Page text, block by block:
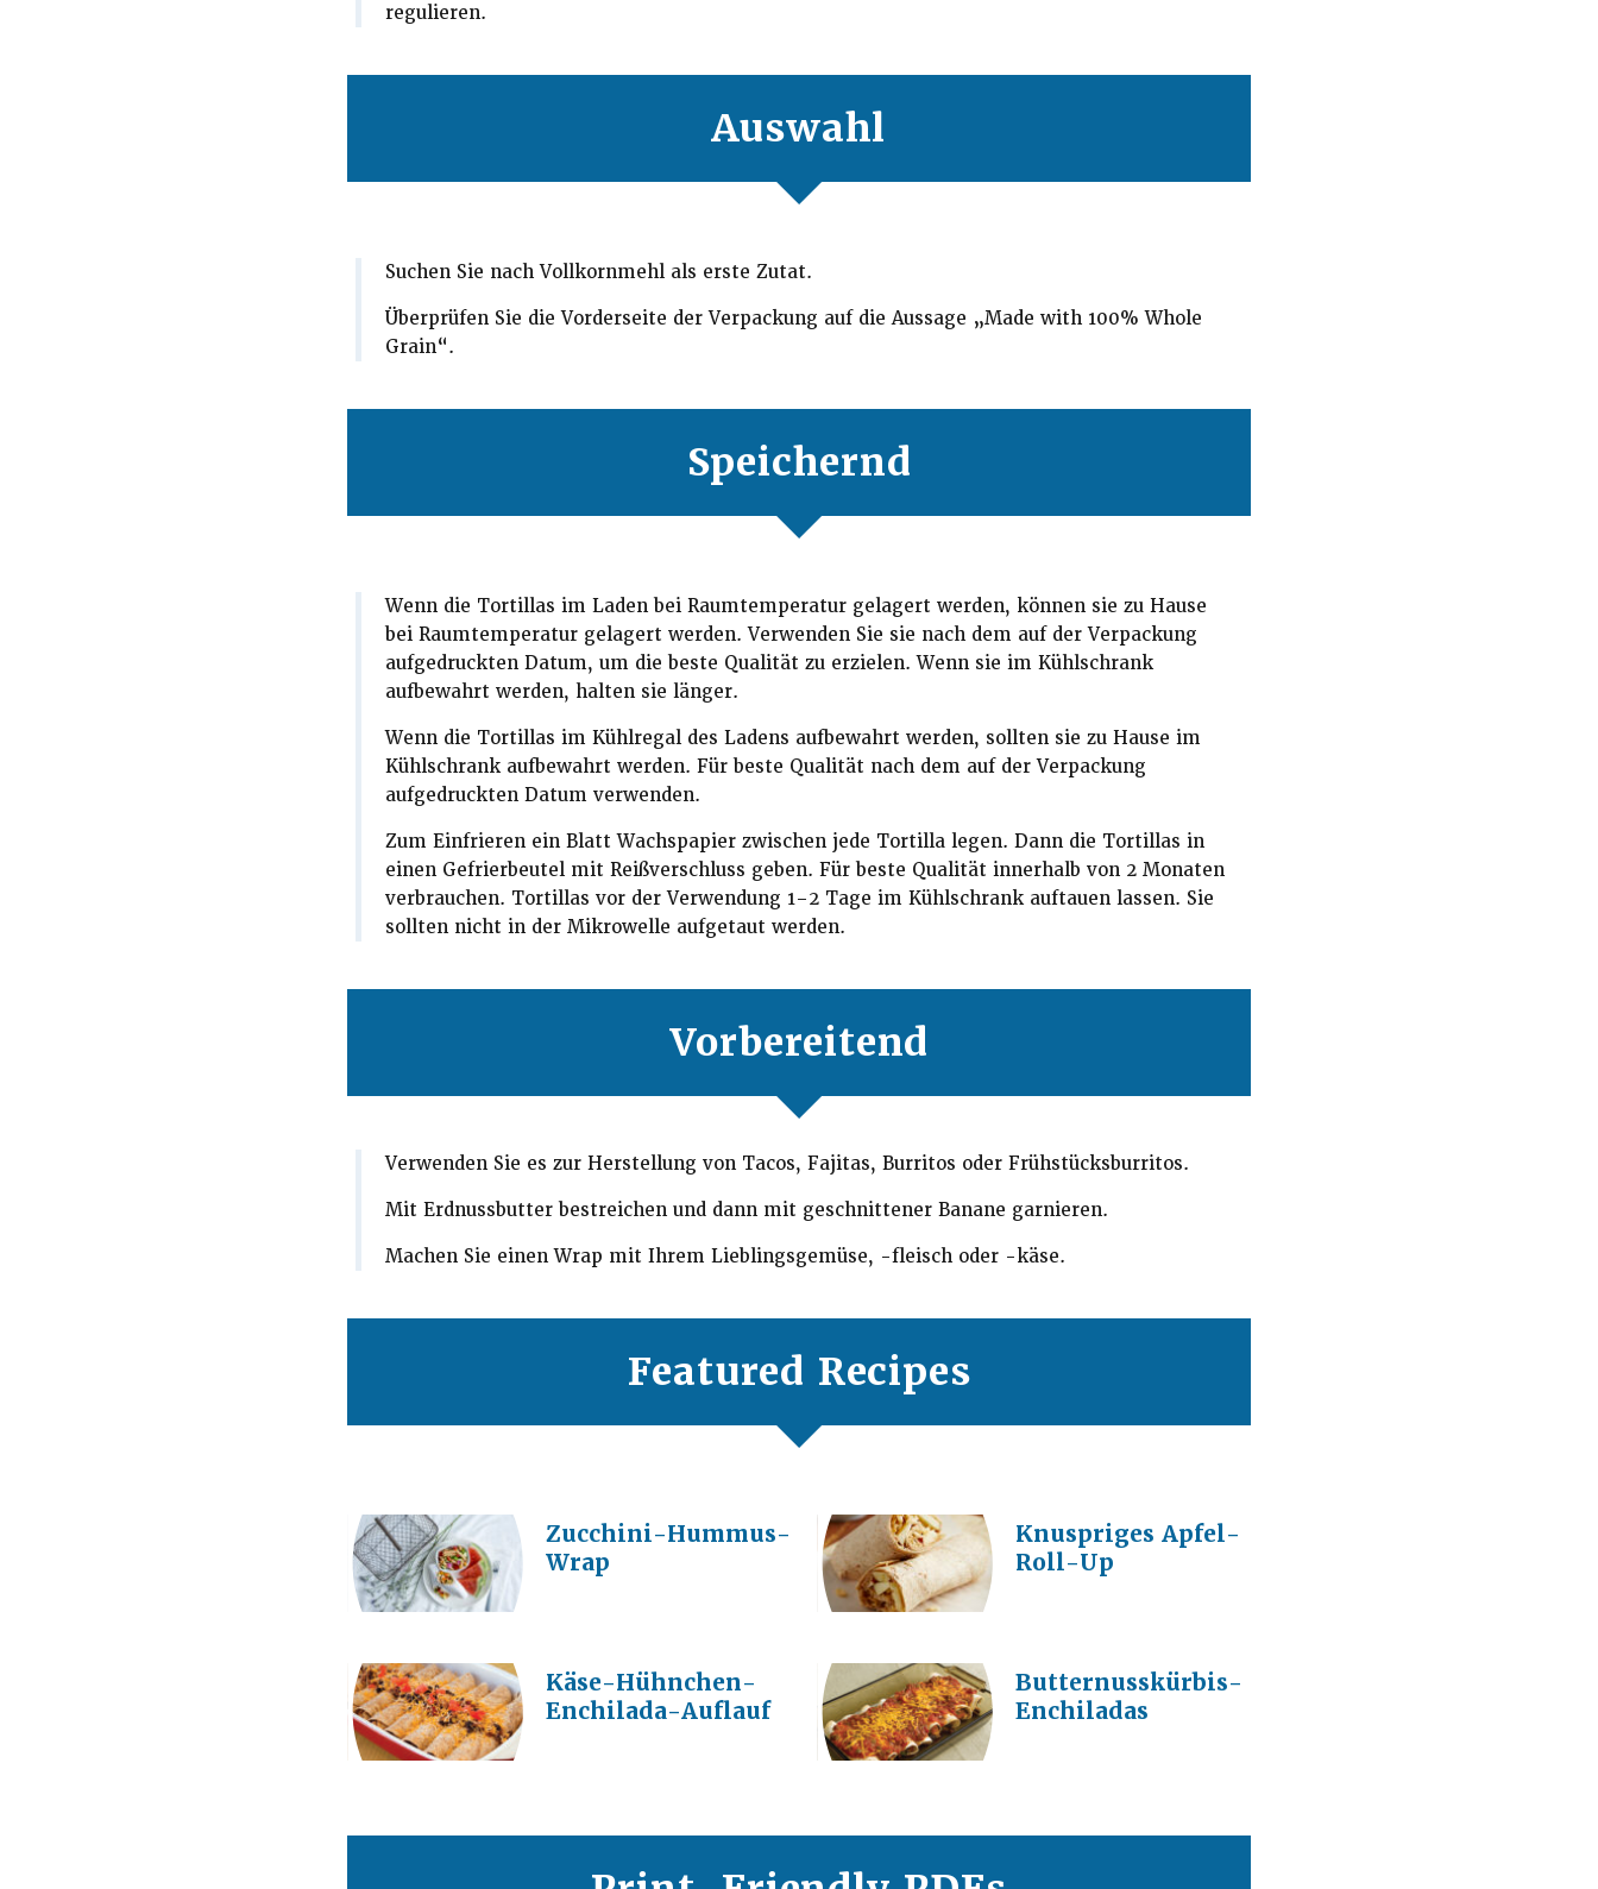
regulieren.
Auswahl
Suchen Sie nach Vollkornmehl als erste Zutat.
Überprüfen Sie die Vorderseite der Verpackung auf die Aussage „Made with 100% Whole
Grain“.
Speichernd
Wenn die Tortillas im Laden bei Raumtemperatur gelagert werden, können sie zu Hause
bei Raumtemperatur gelagert werden. Verwenden Sie sie nach dem auf der Verpackung
aufgedruckten Datum, um die beste Qualität zu erzielen. Wenn sie im Kühlschrank
aufbewahrt werden, halten sie länger.
Wenn die Tortillas im Kühlregal des Ladens aufbewahrt werden, sollten sie zu Hause im
Kühlschrank aufbewahrt werden. Für beste Qualität nach dem auf der Verpackung
aufgedruckten Datum verwenden.
Zum Einfrieren ein Blatt Wachspapier zwischen jede Tortilla legen. Dann die Tortillas in
einen Gefrierbeutel mit Reißverschluss geben. Für beste Qualität innerhalb von 2 Monaten
verbrauchen. Tortillas vor der Verwendung 1–2 Tage im Kühlschrank auftauen lassen. Sie
sollten nicht in der Mikrowelle aufgetaut werden.
Vorbereitend
Verwenden Sie es zur Herstellung von Tacos, Fajitas, Burritos oder Frühstücksburritos.
Mit Erdnussbutter bestreichen und dann mit geschnittener Banane garnieren.
Machen Sie einen Wrap mit Ihrem Lieblingsgemüse, -fleisch oder -käse.
Featured Recipes
Zucchini-Hummus-
Wrap
Knuspriges Apfel-
Roll-Up
Käse-Hühnchen-
Enchilada-Auflauf
Butternusskürbis-
Enchiladas